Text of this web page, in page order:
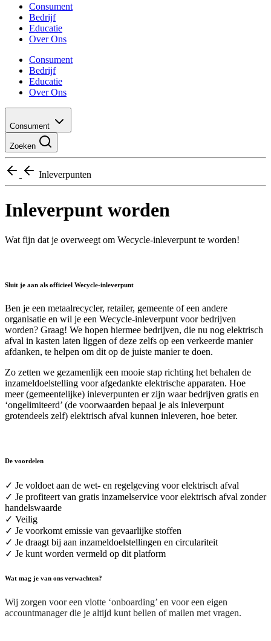
Consument
Bedrijf
Educatie
Over Ons
Consument
Bedrijf
Educatie
Over Ons
Consument
Zoeken
Inleverpunten
Inleverpunt worden
Wat fijn dat je overweegt om Wecycle-inleverpunt te worden!
Sluit je aan als officieel Wecycle-inleverpunt
Ben je een metaalrecycler, retailer, gemeente of een andere
organisatie en wil je een Wecycle-inleverpunt voor bedrijven
worden? Graag! We hopen hiermee bedrijven, die nu nog elektrisch
afval in kasten laten liggen of deze zelfs op een verkeerde manier
afdanken, te helpen om dit op de juiste manier te doen.
Zo zetten we gezamenlijk een mooie stap richting het behalen de
inzameldoelstelling voor afgedankte elektrische apparaten. Hoe
meer (gemeentelijke) inleverpunten er zijn waar bedrijven gratis en
‘ongelimiteerd’ (de voorwaarden bepaal je als inleverpunt
grotendeels zelf) elektrisch afval kunnen inleveren, hoe beter.
De voordelen
✓ Je voldoet aan de wet- en regelgeving voor elektrisch afval
✓ Je profiteert van gratis inzamelservice voor elektrisch afval zonder
handelswaarde
✓ Veilig
✓ Je voorkomt emissie van gevaarlijke stoffen
✓ Je draagt bij aan inzameldoelstellingen en circulariteit
✓ Je kunt worden vermeld op dit platform
Wat mag je van ons verwachten?
Wij zorgen voor een vlotte ‘onboarding’ en voor een eigen
accountmanager die je altijd kunt bellen of mailen met vragen.